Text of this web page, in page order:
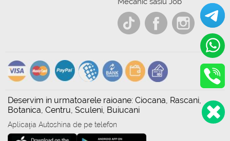
Deservim in urmatoarele raioane: Ciocana, Rascani,
Botanica, Centru, Sculeni, Buiucani
Aplicația Autoshina de pe telefon